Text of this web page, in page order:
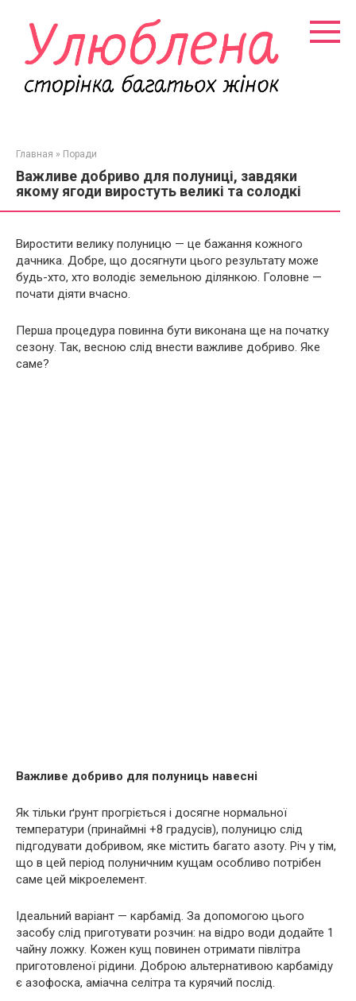
контенту
Главная » Поради
Важливе добриво для полуниці, завдяки
якому ягоди виростуть великі та солодкі
Виростити велику полуницю — це бажання кожного
дачника. Добре, що досягнути цього результату може
будь-хто, хто володіє земельною ділянкою. Головне —
почати діяти вчасно.
Перша процедура повинна бути виконана ще на початку
сезону. Так, весною слід внести важливе добриво. Яке
саме?
Важливе добриво для полуниць навесні
Як тільки ґрунт прогріється і досягне нормальної
температури (принаймні +8 градусів), полуницю слід
підгодувати добривом, яке містить багато азоту. Річ у тім,
що в цей період полуничним кущам особливо потрібен
саме цей мікроелемент.
Ідеальний варіант — карбамід. За допомогою цього
засобу слід приготувати розчин: на відро води додайте 1
чайну ложку. Кожен кущ повинен отримати півлітра
приготовленої рідини. Доброю альтернативою карбаміду
є азофоска, аміачна селітра та курячий послід.